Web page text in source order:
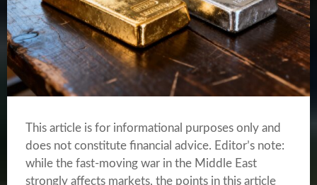
This article is for informational purposes only and
does not constitute financial advice. Editor’s note:
while the fast-moving war in the Middle East
strongly affects markets, the points in this article